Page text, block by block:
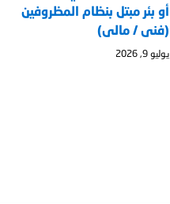
أو بئر مبتل بنظام المظروفين
(فنى / مالى)
يوليو 9, 2026